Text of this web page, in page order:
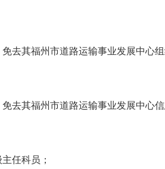
去其福州市道路运输事业发展中心组
去其福州市道路运输事业发展中心信
任科员；